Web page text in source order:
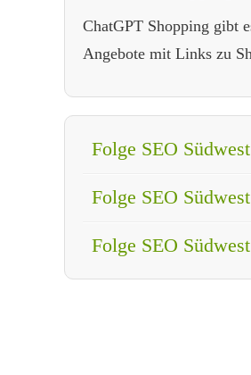
ChatGPT Shopping gibt
Angebote mit Links zu
Folge SEO
Folge SEO
Folge SEO